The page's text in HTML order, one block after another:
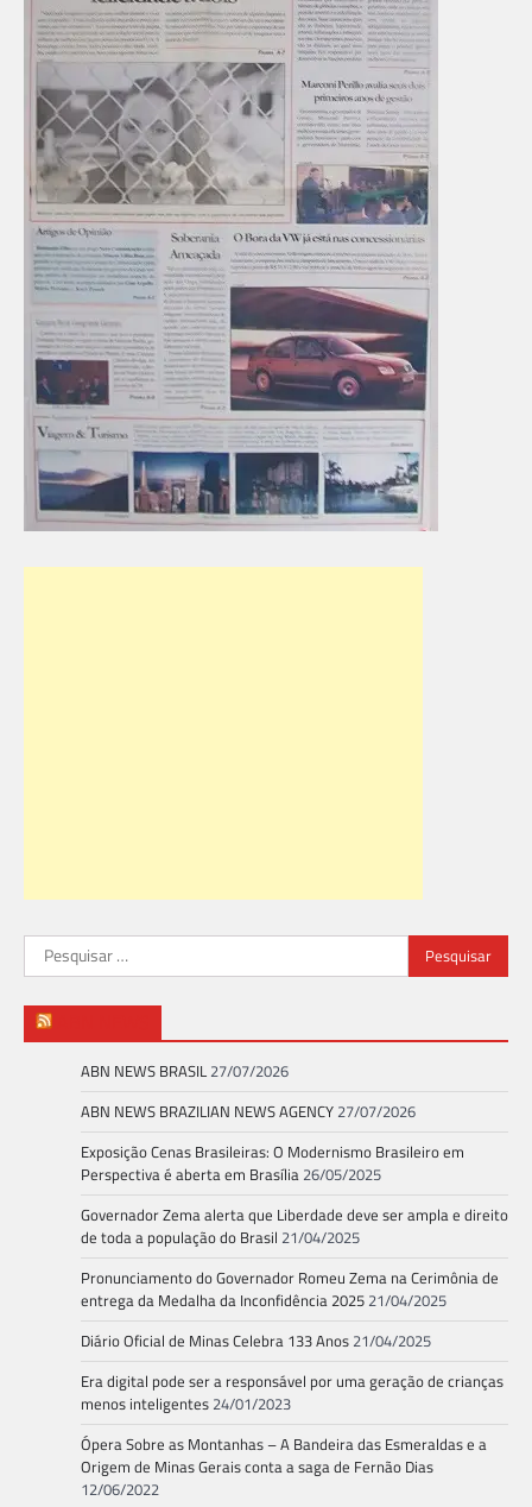
Pesquisar
por:
ABN NEWS BRASIL 27/07/2026
ABN NEWS BRAZILIAN NEWS AGENCY 27/07/2026
Exposição Cenas Brasileiras: O Modernismo Brasileiro em
Perspectiva é aberta em Brasília 26/05/2025
Governador Zema alerta que Liberdade deve ser ampla e direito
de toda a população do Brasil 21/04/2025
Pronunciamento do Governador Romeu Zema na Cerimônia de
entrega da Medalha da Inconfidência 2025 21/04/2025
Diário Oficial de Minas Celebra 133 Anos 21/04/2025
Era digital pode ser a responsável por uma geração de crianças
menos inteligentes 24/01/2023
Ópera Sobre as Montanhas – A Bandeira das Esmeraldas e a
Origem de Minas Gerais conta a saga de Fernão Dias
12/06/2022